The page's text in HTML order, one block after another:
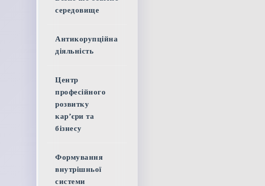
середовище
Антикорупційна
діяльність
Центр
професійного
розвитку
кар’єри та
бізнесу
Формування
внутрішньої
системи